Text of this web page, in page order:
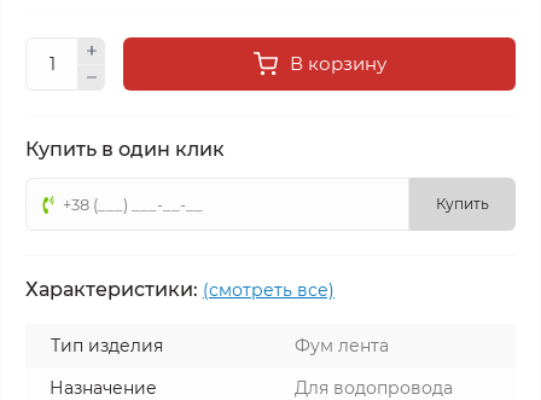
В корзину
Купить в один клик
Купить
Характеристики: (смотреть все)
Тип изделия
Фум лента
Назначение
Для водопровода